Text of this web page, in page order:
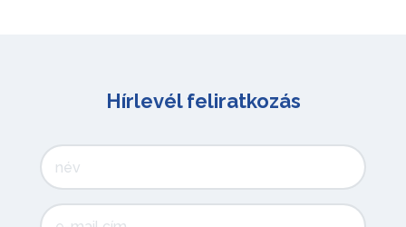
Hírlevél feliratkozás